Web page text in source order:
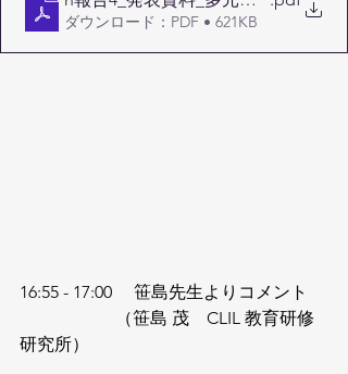
ダウンロード：PDF • 621KB
16:55 - 17:00 　笹島先生よりコメント
研究所）